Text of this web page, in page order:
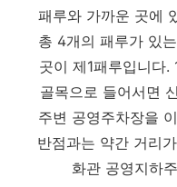
패루와 가까운 곳에
총 4개의 패루가 있
곳이 제1패루입니다
골목으로 들어서면
주변 공영주차장을
반점과는 약간 거리
화관 공영지하